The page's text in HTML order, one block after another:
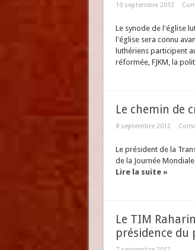
10 septembre 2012
Le synode de l'église
l'église sera connu
luthériens participent
réformée, FJKM, la
Le chemin de
8 septembre 2012
Le président de la
de la Journée
Lire la suite »
Le TIM
présidence du